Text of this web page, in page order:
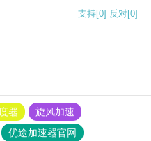
支持[0] 反对[0]
器
旋风加速
优途加速器官网